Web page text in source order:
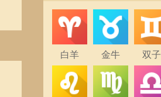
白羊 金牛 双子